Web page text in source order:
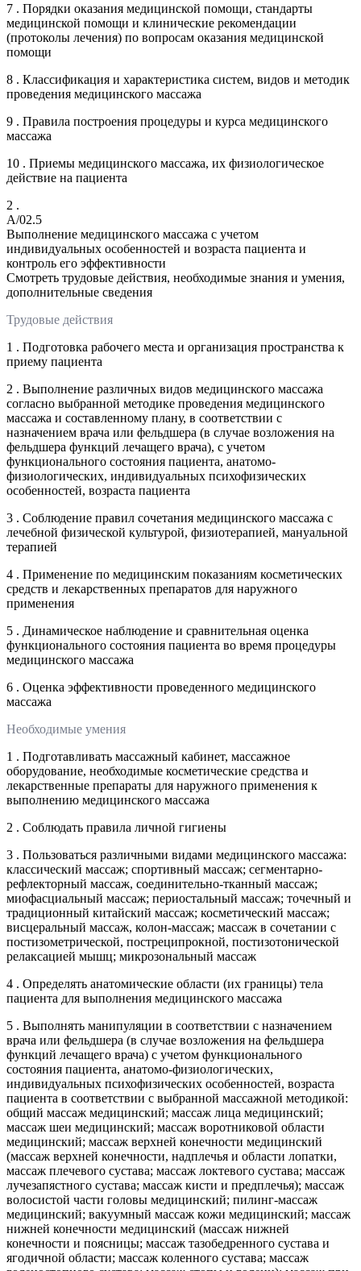
7 . Порядки оказания медицинской помощи, стандарты
медицинской помощи и клинические рекомендации
(протоколы лечения) по вопросам оказания медицинской
помощи
8 . Классификация и характеристика систем, видов и методик
проведения медицинского массажа
9 . Правила построения процедуры и курса медицинского
массажа
10 . Приемы медицинского массажа, их физиологическое
действие на пациента
2 .
A/02.5
Выполнение медицинского массажа с учетом
индивидуальных особенностей и возраста пациента и
контроль его эффективности
Смотреть трудовые действия, необходимые знания и умения,
дополнительные сведения
Трудовые действия
1 . Подготовка рабочего места и организация пространства к
приему пациента
2 . Выполнение различных видов медицинского массажа
согласно выбранной методике проведения медицинского
массажа и составленному плану, в соответствии с
назначением врача или фельдшера (в случае возложения на
фельдшера функций лечащего врача), с учетом
функционального состояния пациента, анатомо-
физиологических, индивидуальных психофизических
особенностей, возраста пациента
3 . Соблюдение правил сочетания медицинского массажа с
лечебной физической культурой, физиотерапией, мануальной
терапией
4 . Применение по медицинским показаниям косметических
средств и лекарственных препаратов для наружного
применения
5 . Динамическое наблюдение и сравнительная оценка
функционального состояния пациента во время процедуры
медицинского массажа
6 . Оценка эффективности проведенного медицинского
массажа
Необходимые умения
1 . Подготавливать массажный кабинет, массажное
оборудование, необходимые косметические средства и
лекарственные препараты для наружного применения к
выполнению медицинского массажа
2 . Соблюдать правила личной гигиены
3 . Пользоваться различными видами медицинского массажа:
классический массаж; спортивный массаж; сегментарно-
рефлекторный массаж, соединительно-тканный массаж;
миофасциальный массаж; периостальный массаж; точечный и
традиционный китайский массаж; косметический массаж;
висцеральный массаж, колон-массаж; массаж в сочетании с
постизометрической, постреципрокной, постизотонической
релаксацией мышц; микрозональный массаж
4 . Определять анатомические области (их границы) тела
пациента для выполнения медицинского массажа
5 . Выполнять манипуляции в соответствии с назначением
врача или фельдшера (в случае возложения на фельдшера
функций лечащего врача) с учетом функционального
состояния пациента, анатомо-физиологических,
индивидуальных психофизических особенностей, возраста
пациента в соответствии с выбранной массажной методикой:
общий массаж медицинский; массаж лица медицинский;
массаж шеи медицинский; массаж воротниковой области
медицинский; массаж верхней конечности медицинский
(массаж верхней конечности, надплечья и области лопатки,
массаж плечевого сустава; массаж локтевого сустава; массаж
лучезапястного сустава; массаж кисти и предплечья); массаж
волосистой части головы медицинский; пилинг-массаж
медицинский; вакуумный массаж кожи медицинский; массаж
нижней конечности медицинский (массаж нижней
конечности и поясницы; массаж тазобедренного сустава и
ягодичной области; массаж коленного сустава; массаж